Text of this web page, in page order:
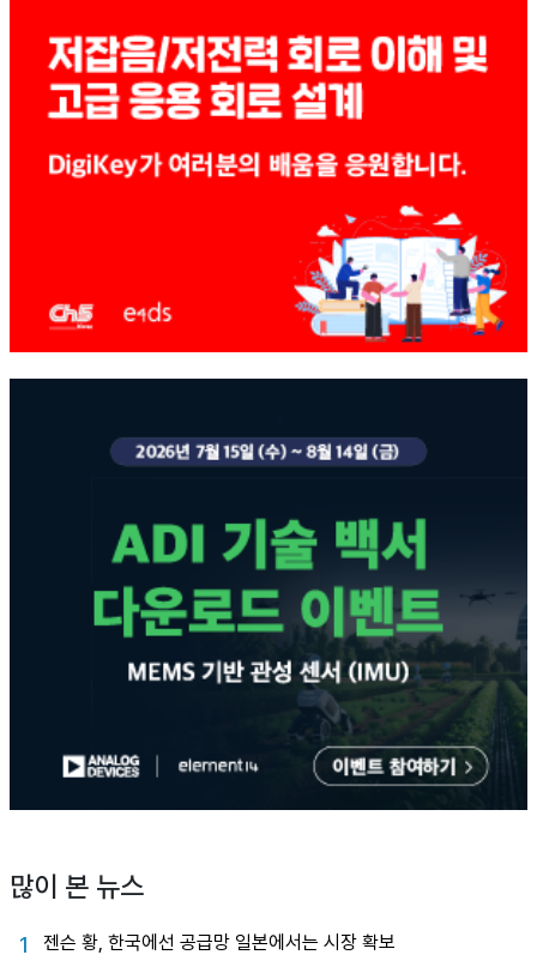
많이 본 뉴스
1 젠슨 황, 한국에선 공급망 일본에서는 시장 확보